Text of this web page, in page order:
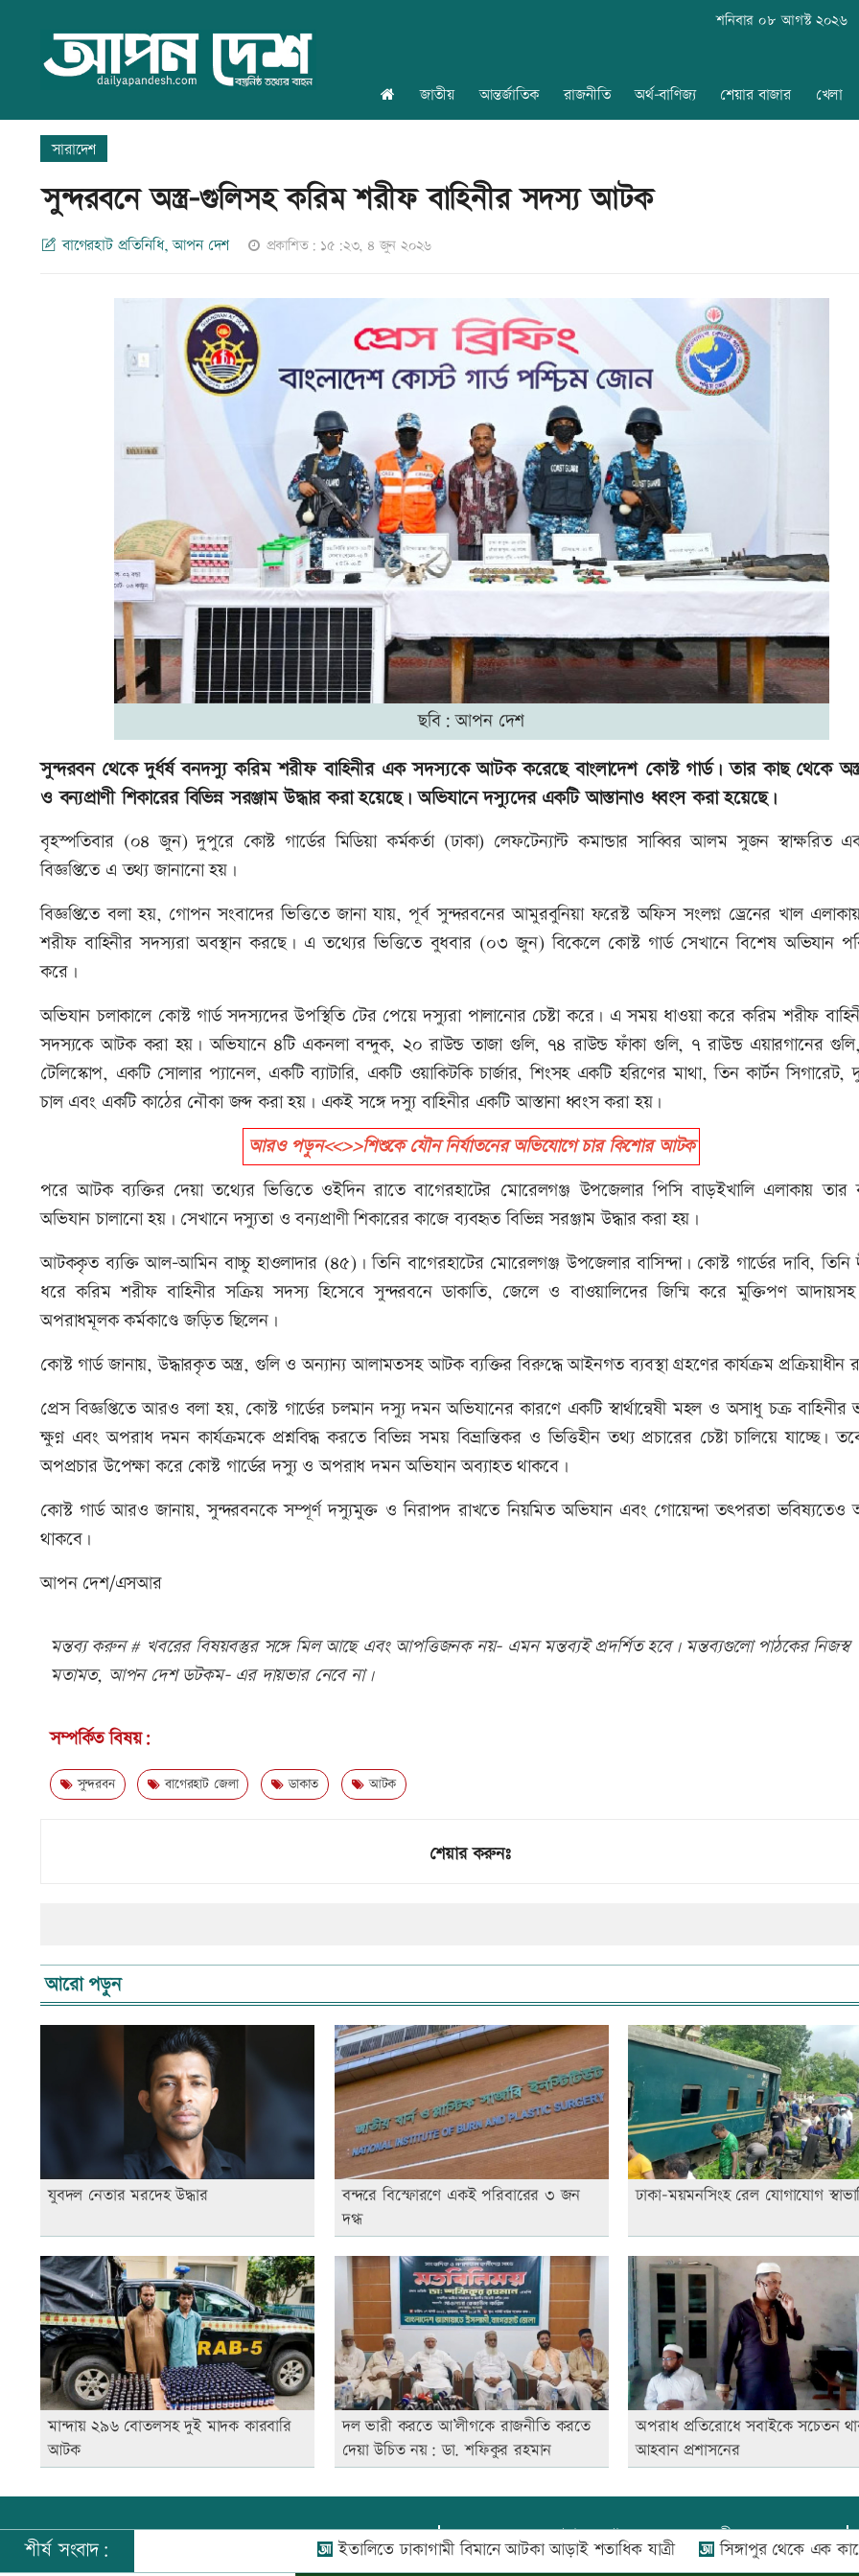
শনিবার ০৮ আগস্ট ২০২৬
জাতীয় আন্তর্জাতিক রাজনীতি অর্থ-বাণিজ্য শেয়ার বাজার খেলা
সারাদেশ
সুন্দরবনে অস্ত্র-গুলিসহ করিম শরীফ বাহিনীর সদস্য আটক
বাগেরহাট প্রতিনিধি, আপন দেশ প্রকাশিত: ১৫:২৩, ৪ জুন ২০২৬
ছবি: আপন দেশ
সুন্দরবন থেকে দুর্ধর্ষ বনদস্যু করিম শরীফ বাহিনীর এক সদস্যকে আটক করেছে বাংলাদেশ কোস্ট গার্ড। তার কাছ থেকে
ও বন্যপ্রাণী শিকারের বিভিন্ন সরঞ্জাম উদ্ধার করা হয়েছে। অভিযানে দস্যুদের একটি আস্তানাও ধ্বংস করা হয়েছে।
বৃহস্পতিবার (০৪ জুন) দুপুরে কোস্ট গার্ডের মিডিয়া কর্মকর্তা (ঢাকা) লেফটেন্যান্ট কমান্ডার সাব্বির আলম সুজন স্বাক্ষরিত
বিজ্ঞপ্তিতে এ তথ্য জানানো হয়।
বিজ্ঞপ্তিতে বলা হয়, গোপন সংবাদের ভিত্তিতে জানা যায়, পূর্ব সুন্দরবনের আমুরবুনিয়া ফরেস্ট অফিস সংলগ্ন ড্রেনের খাল
শরীফ বাহিনীর সদস্যরা অবস্থান করছে। এ তথ্যের ভিত্তিতে বুধবার (০৩ জুন) বিকেলে কোস্ট গার্ড সেখানে বিশেষ অভিযান
করে।
অভিযান চলাকালে কোস্ট গার্ড সদস্যদের উপস্থিতি টের পেয়ে দস্যুরা পালানোর চেষ্টা করে। এ সময় ধাওয়া করে করিম শরীফ
সদস্যকে আটক করা হয়। অভিযানে ৪টি একনলা বন্দুক, ২০ রাউন্ড তাজা গুলি, ৭৪ রাউন্ড ফাঁকা গুলি, ৭ রাউন্ড এয়ারগানের
টেলিস্কোপ, একটি সোলার প্যানেল, একটি ব্যাটারি, একটি ওয়াকিটকি চার্জার, শিংসহ একটি হরিণের মাথা, তিন কার্টন সিগারেট,
চাল এবং একটি কাঠের নৌকা জব্দ করা হয়। একই সঙ্গে দস্যু বাহিনীর একটি আস্তানা ধ্বংস করা হয়।
আরও পড়ুন<<>>শিশুকে যৌন নির্যাতনের অভিযোগে চার কিশোর আটক
পরে আটক ব্যক্তির দেয়া তথ্যের ভিত্তিতে ওইদিন রাতে বাগেরহাটের মোরেলগঞ্জ উপজেলার পিসি বাড়ইখালি এলাকায় তার
অভিযান চালানো হয়। সেখানে দস্যুতা ও বন্যপ্রাণী শিকারের কাজে ব্যবহৃত বিভিন্ন সরঞ্জাম উদ্ধার করা হয়।
আটককৃত ব্যক্তি আল-আমিন বাচ্চু হাওলাদার (৪৫)। তিনি বাগেরহাটের মোরেলগঞ্জ উপজেলার বাসিন্দা। কোস্ট গার্ডের দাবি, তিনি
ধরে করিম শরীফ বাহিনীর সক্রিয় সদস্য হিসেবে সুন্দরবনে ডাকাতি, জেলে ও বাওয়ালিদের জিম্মি করে মুক্তিপণ আদায়সহ
অপরাধমূলক কর্মকাণ্ডে জড়িত ছিলেন।
কোস্ট গার্ড জানায়, উদ্ধারকৃত অস্ত্র, গুলি ও অন্যান্য আলামতসহ আটক ব্যক্তির বিরুদ্ধে আইনগত ব্যবস্থা গ্রহণের কার্যক্রম প্রক্রিয়াধীন
প্রেস বিজ্ঞপ্তিতে আরও বলা হয়, কোস্ট গার্ডের চলমান দস্যু দমন অভিযানের কারণে একটি স্বার্থান্বেষী মহল ও অসাধু চক্র বাহিনীর
ক্ষুণ্ন এবং অপরাধ দমন কার্যক্রমকে প্রশ্নবিদ্ধ করতে বিভিন্ন সময় বিভ্রান্তিকর ও ভিত্তিহীন তথ্য প্রচারের চেষ্টা চালিয়ে যাচ্ছে।
অপপ্রচার উপেক্ষা করে কোস্ট গার্ডের দস্যু ও অপরাধ দমন অভিযান অব্যাহত থাকবে।
কোস্ট গার্ড আরও জানায়, সুন্দরবনকে সম্পূর্ণ দস্যুমুক্ত ও নিরাপদ রাখতে নিয়মিত অভিযান এবং গোয়েন্দা তৎপরতা ভবিষ্যতেও
থাকবে।
আপন দেশ/এসআর
মন্তব্য করুন # খবরের বিষয়বস্তুর সঙ্গে মিল আছে এবং আপত্তিজনক নয়- এমন মন্তব্যই প্রদর্শিত হবে। মন্তব্যগুলো পাঠকের নিজস্ব
মতামত, আপন দেশ ডটকম- এর দায়ভার নেবে না।
সম্পর্কিত বিষয়:
সুন্দরবন বাগেরহাট জেলা ডাকাত আটক
শেয়ার করুনঃ
আরো পড়ুন
যুবদল নেতার মরদেহ উদ্ধার
বন্দরে বিস্ফোরণে একই পরিবারের ৩ জন
দগ্ধ
ঢাকা-ময়মনসিংহ রেল যোগাযোগ
মান্দায় ২৯৬ বোতলসহ দুই মাদক কারবারি
আটক
দল ভারী করতে আ’লীগকে রাজনীতি করতে
দেয়া উচিত নয়: ডা. শফিকুর রহমান
অপরাধ প্রতিরোধে সবাইকে সচেতন
আহবান প্রশাসনের
প্রধান সম্পাদক:আফজাল বারী
প্রোমিতা আফরিন কর্তৃক সম্পাদিত ও প্রকাশিত
শীর্ষ সংবাদ: ইতালিতে ঢাকাগামী বিমানে আটকা আড়াই শতাধিক যাত্রী সিঙ্গাপুর থেকে এক কার্গো